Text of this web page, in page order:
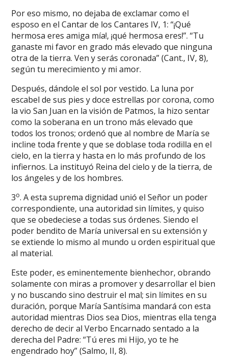
Por eso mismo, no dejaba de exclamar como el
esposo en el Cantar de los Cantares IV, 1: “¡Qué
hermosa eres amiga mía!, ¡qué hermosa eres!”. “Tu
ganaste mi favor en grado más elevado que ninguna
otra de la tierra. Ven y serás coronada” (Cant., IV, 8),
según tu merecimiento y mi amor.
Después, dándole el sol por vestido. La luna por
escabel de sus pies y doce estrellas por corona, como
la vio San Juan en la visión de Patmos, la hizo sentar
como la soberana en un trono más elevado que
todos los tronos; ordenó que al nombre de María se
incline toda frente y que se doblase toda rodilla en el
cielo, en la tierra y hasta en lo más profundo de los
infiernos. La instituyó Reina del cielo y de la tierra, de
los ángeles y de los hombres.
3o. A esta suprema dignidad unió el Señor un poder
correspondiente, una autoridad sin límites, y quiso
que se obedeciese a todas sus órdenes. Siendo el
poder bendito de María universal en su extensión y
se extiende lo mismo al mundo u orden espiritual que
al material.
Este poder, es eminentemente bienhechor, obrando
solamente con miras a promover y desarrollar el bien
y no buscando sino destruir el mal; sin límites en su
duración, porque María Santísima mandará con esta
autoridad mientras Dios sea Dios, mientras ella tenga
derecho de decir al Verbo Encarnado sentado a la
derecha del Padre: “Tú eres mi Hijo, yo te he
engendrado hoy” (Salmo, II, 8).